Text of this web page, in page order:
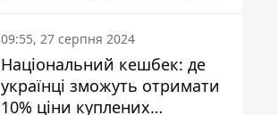
09:55, 27 серпня 2024
Національний кешбек: де
українці зможуть отримати
10% ціни куплених